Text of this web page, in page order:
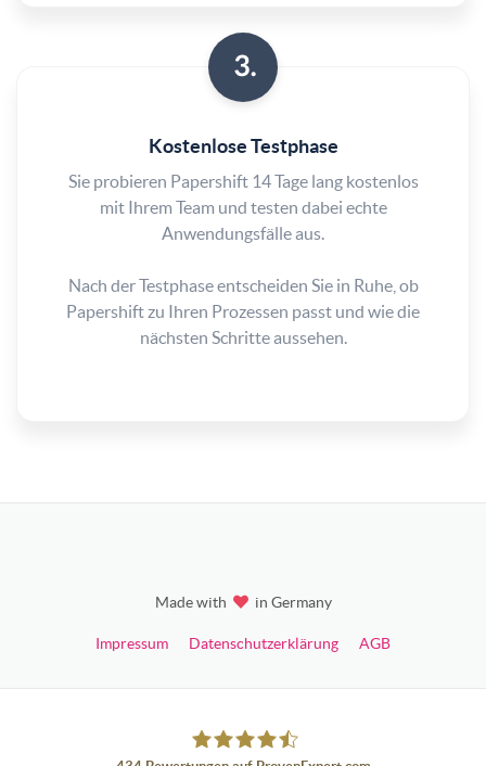
Kostenlose Testphase
Sie probieren Papershift 14 Tage lang kostenlos
mit Ihrem Team und testen dabei echte
Anwendungsfälle aus.
Nach der Testphase entscheiden Sie in Ruhe, ob
Papershift zu Ihren Prozessen passt und wie die
nächsten Schritte aussehen.
Made with in Germany
Impressum Datenschutzerklärung AGB